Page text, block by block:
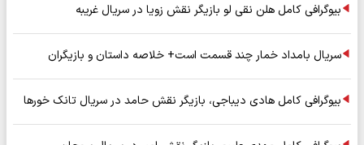
بیوگرافی کامل هلن نقی لو بازیگر نقش زویا در سریال غریبه
سریال بامداد خمار چند قسمت است+ خلاصه داستان و بازیگران
بیوگرافی کامل هادی دیباجی، بازیگر نقش حامد در سریال تانک خورها